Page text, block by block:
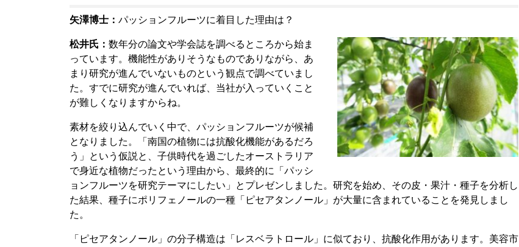
矢澤博士： パッションフルーツに着目した理由は？
松井氏： 数年分の論文や学会誌を調べるところから始ま
っています。機能性がありそうなものでありながら、あ
まり研究が進んでいないものという観点で調べていまし
た。すでに研究が進んでいれば、当社が入っていくこと
が難しくなりますからね。
素材を絞り込んでいく中で、パッションフルーツが候補
となりました。「南国の植物には抗酸化機能があるだろ
う」という仮説と、子供時代を過ごしたオーストラリア
で身近な植物だったという理由から、最終的に「パッシ
ョンフルーツを研究テーマにしたい」とプレゼンしました。研究を始め、その皮・果汁・種子を分析し
た結果、種子にポリフェノールの一種「ピセアタンノール」が大量に含まれていることを発見しまし
た。
「ピセアタンノール」の分子構造は「レスベラトロール」に似ており、抗酸化作用があります。美容市